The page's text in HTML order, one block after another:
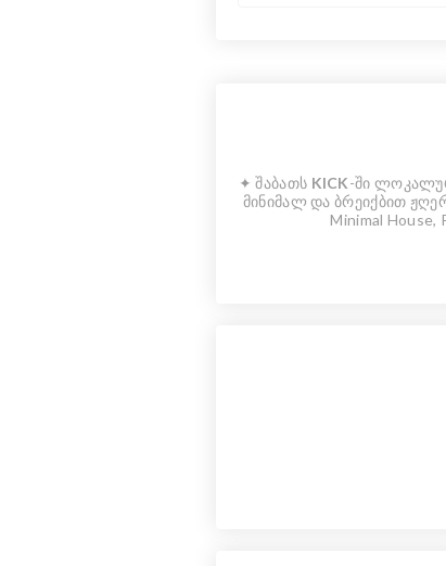
✦ შაბათს KICK-ში
მინიმალ და ბრეიქბით
Minimal